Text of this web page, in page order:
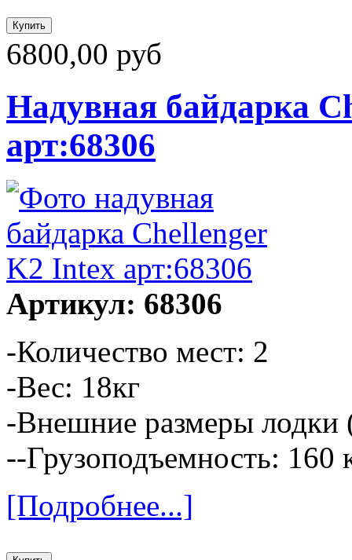
6800,00 руб
Надувная байдарка
арт:68306
Артикул: 68306
-Количество мест: 2
-Вес: 18кг
-Внешние размеры
--Грузоподъемность: 160
[Подробнее...]